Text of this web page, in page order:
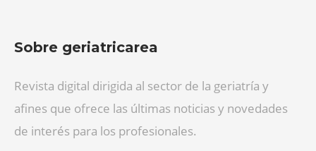
Sobre geriatricarea
Revista digital dirigida al sector de la geriatría y
afines que ofrece las últimas noticias y novedades
de interés para los profesionales.